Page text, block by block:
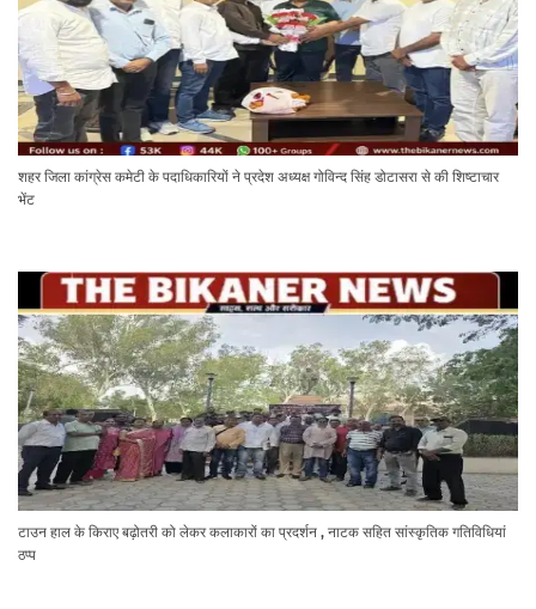
शहर जिला कांग्रेस कमेटी के पदाधिकारियों ने प्रदेश अध्यक्ष गोविन्द सिंह डोटासरा से की शिष्टाचार
भेंट
टाउन हाल के किराए बढ़ोतरी को लेकर कलाकारों का प्रदर्शन , नाटक सहित सांस्कृतिक गतिविधियां
ठप्प